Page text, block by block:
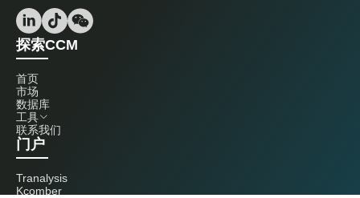
探索CCM
首页
市场
数据库
工具
联系我们
门户
Tranalysis
Kcomber